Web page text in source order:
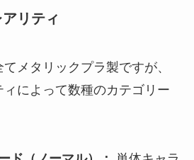
リティ
メタリックプラ製ですが、
によって数種のカテゴリー